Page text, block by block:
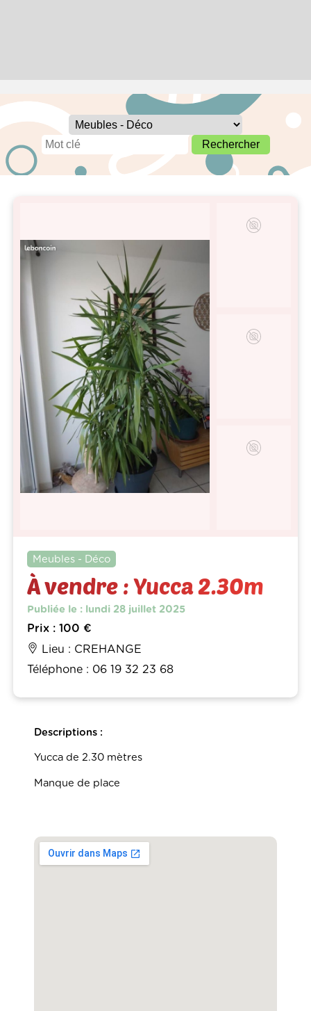
Meubles - Déco
À vendre : Yucca 2.30m
Publiée le : lundi 28 juillet 2025
Prix : 100 €
Lieu : CREHANGE
Téléphone : 06 19 32 23 68
Descriptions :
Yucca de 2.30 mètres
Manque de place